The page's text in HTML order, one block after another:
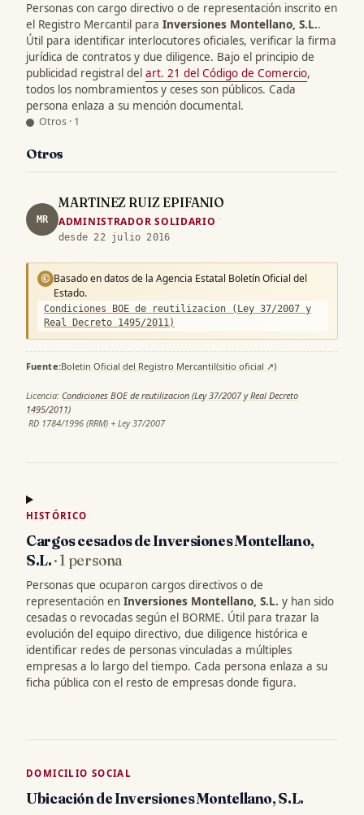
Personas con cargo directivo o de representación inscrito en
el Registro Mercantil para Inversiones Montellano, S.L..
Útil para identificar interlocutores oficiales, verificar la firma
jurídica de contratos y due diligence. Bajo el principio de
publicidad registral del art. 21 del Código de Comercio,
todos los nombramientos y ceses son públicos. Cada
persona enlaza a su mención documental.
Otros · 1
Otros
MR
MARTINEZ RUIZ EPIFANIO
ADMINISTRADOR SOLIDARIO
desde 22 julio 2016
© Basado en datos de la Agencia Estatal Boletín Oficial del
Estado.
Condiciones BOE de reutilizacion (Ley 37/2007 y
Real Decreto 1495/2011)
Fuente:Boletin Oficial del Registro Mercantil(sitio oficial ↗)·
Licencia: Condiciones BOE de reutilizacion (Ley 37/2007 y Real Decreto
1495/2011)
·RD 1784/1996 (RRM) + Ley 37/2007
HISTÓRICO
Cargos cesados de Inversiones Montellano,
S.L.· 1 persona
Personas que ocuparon cargos directivos o de
representación en Inversiones Montellano, S.L. y han sido
cesadas o revocadas según el BORME. Útil para trazar la
evolución del equipo directivo, due diligence histórica e
identificar redes de personas vinculadas a múltiples
empresas a lo largo del tiempo. Cada persona enlaza a su
ficha pública con el resto de empresas donde figura.
DOMICILIO SOCIAL
Ubicación de Inversiones Montellano, S.L.